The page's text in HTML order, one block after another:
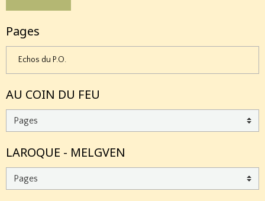
Pages
Echos du P.O.
AU COIN DU FEU
LAROQUE - MELGVEN